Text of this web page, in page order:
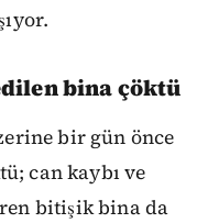
bina çöktü
bir gün önce
can kaybı ve
bitişik bina da